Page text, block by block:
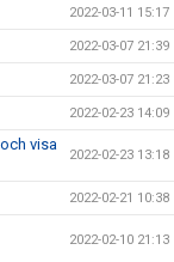
2022-03-11 15:17
2022-03-07 21:39
2022-03-07 21:23
2022-02-23 14:09
visa
2022-02-23 13:18
2022-02-21 10:38
2022-02-10 21:13